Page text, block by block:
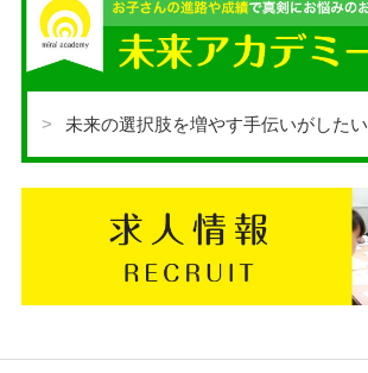
未来の選択肢を増やす手伝いがしたい